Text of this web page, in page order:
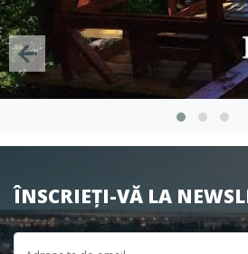
ÎNSCRIEȚI-VĂ LA